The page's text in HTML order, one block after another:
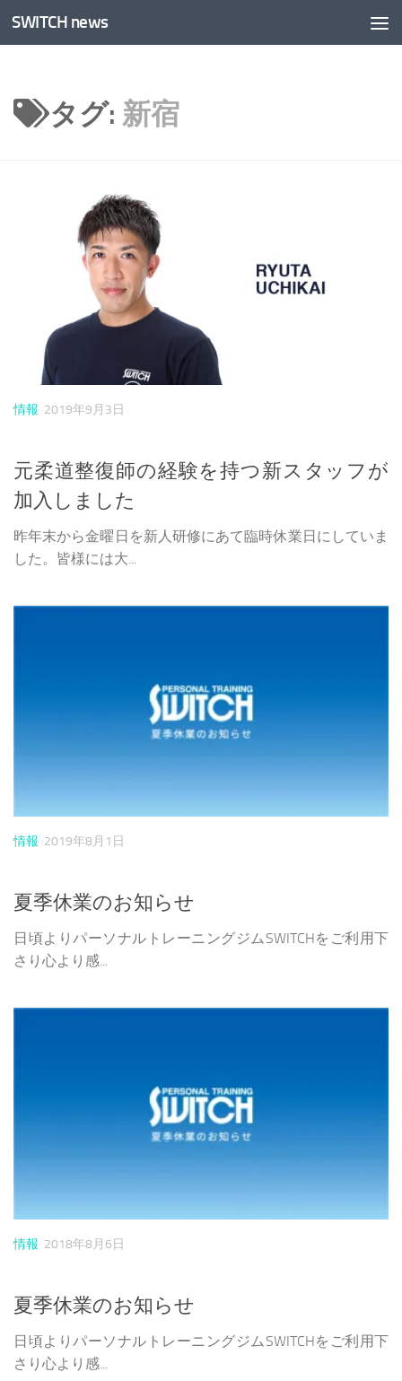
コンテンツへスキップ
SWITCH news
タグ: 新宿
情報 2019年9月3日
元柔道整復師の経験を持つ新スタッフが
加入しました
昨年末から金曜日を新人研修にあて臨時休業日にしていま
した。皆様には大...
情報 2019年8月1日
夏季休業のお知らせ
日頃よりパーソナルトレーニングジムSWITCHをご利用下
さり心より感...
情報 2018年8月6日
夏季休業のお知らせ
日頃よりパーソナルトレーニングジムSWITCHをご利用下
さり心より感...